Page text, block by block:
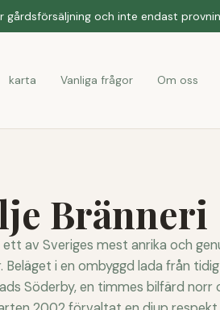
och inte endast
karta Vanliga frågor Om oss
Bränneri
av Sveriges mest anrika och
Beläget i en ombyggd lada från
Söderby, en timmes bilfärd norr